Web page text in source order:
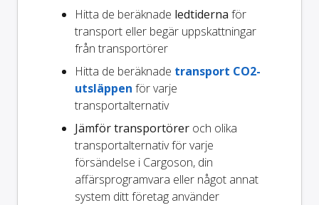
Hitta de beräknade ledtiderna för
transport eller begär uppskattningar
från transportörer
Hitta de beräknade transport CO2-
utsläppen för varje
transportalternativ
Jämför transportörer och olika
transportalternativ för varje
försändelse i Cargoson, din
affärsprogramvara eller något annat
system ditt företag använder